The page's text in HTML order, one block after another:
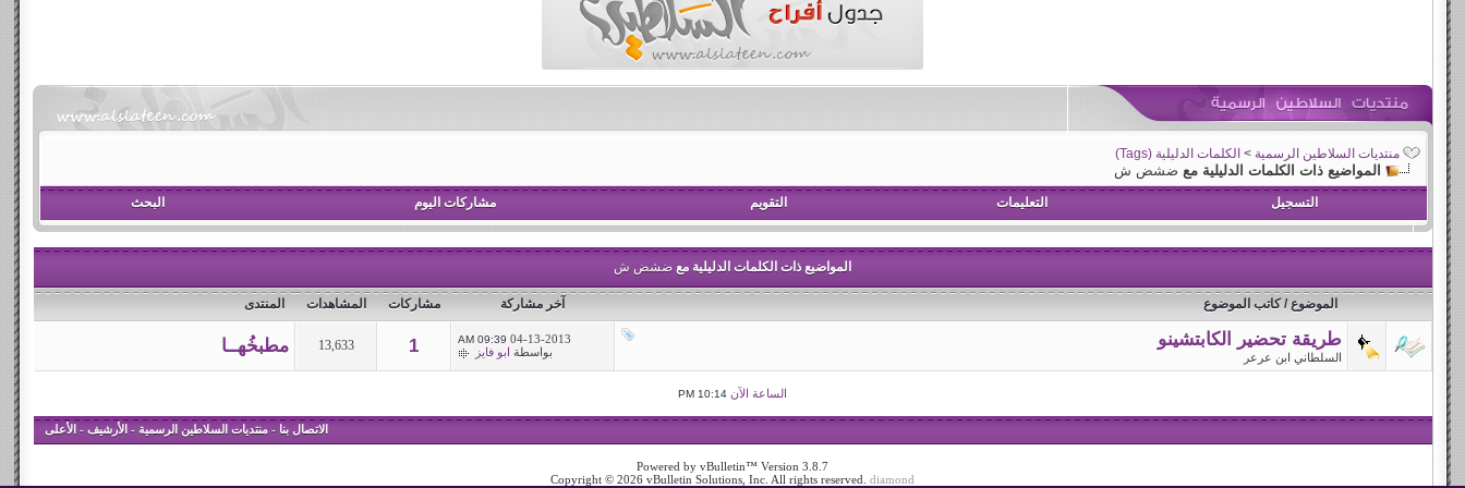
منتديات السلاطين الرسمية > الكلمات الدليلية (Tags)
المواضيع ذات الكلمات الدليلية مع ضشض ش
التسجيل التعليمات التقويم مشاركات اليوم البحث
المواضيع ذات الكلمات الدليلية مع ضشض ش
الموضوع / كاتب الموضوع آخر مشاركة مشاركات المشاهدات المنتدى
طريقة تحضير الكابتشينو
السلطاني ابن عرعر
04-13-2013
09:39 AM
بواسطة ابو فايز 1
13,633 مطبخُهــا
الساعة الآن 10:14 PM
الاتصال بنا -منتديات السلاطين الرسمية - الأرشيف - الأعلى
Powered by vBulletin™ Version 3.8.7
Copyright © 2026 vBulletin Solutions, Inc. All rights reserved. diamond